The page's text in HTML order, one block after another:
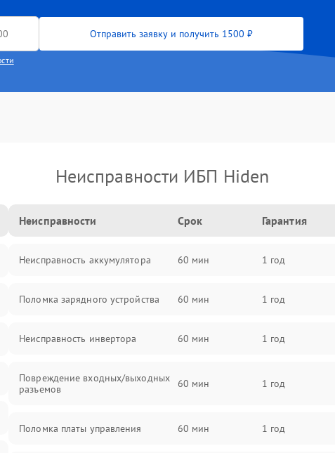
Отправить заявку и получить 1500 ₽
Неисправности ИБП Hiden
Неисправности Срок Гарантия
Неисправность аккумулятора 60 мин 1 год
Поломка зарядного устройства 60 мин 1 год
Неисправность инвертора 60 мин 1 год
Повреждение входных/выходных
разъемов
60 мин 1 год
Поломка платы управления 60 мин 1 год